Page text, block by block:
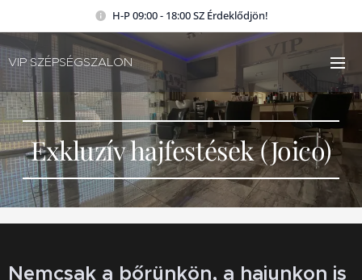
H-P 09:00 - 18:00 SZ Érdeklődjön!
VIP SZÉPSÉGSZALON
Exkluzív hajfestések (Joico)
Nemcsak a bőrünkön, a hajunkon is